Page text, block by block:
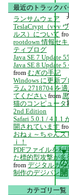
▼
開
最近のトラックバ
ランサムウェア
TeslaCrypt（vvv
ルス）について
rootdown 情報セ
ティブログ
Java SE 7 Update 55
Java SE 8 Update 5
from むぎの手記
Windows に更新プ
ラム 2718704 を
てください from
猫のコンピュータ
2nd Edition
Safari 5.0.1 / 4.1.1
開されています
おねぇ～ちゃんズ
ｉ！
PDFファイルを利
た標的型攻撃が多
from デジタルカタ
制作のデジパン
カテゴリ一覧